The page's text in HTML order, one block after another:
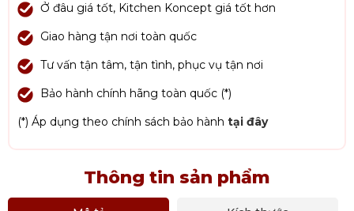
Ở đâu giá tốt, Kitchen Koncept giá tốt hơn
Giao hàng tận nơi toàn quốc
Tư vấn tận tâm, tận tình, phục vụ tận nơi
Bảo hành chính hãng toàn quốc (*)
(*) Áp dụng theo chính sách bảo hành tại đây
Thông tin sản phẩm